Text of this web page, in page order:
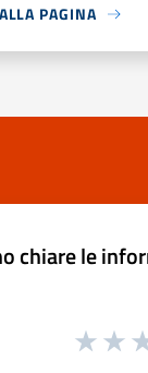
PAGINA
chiare le